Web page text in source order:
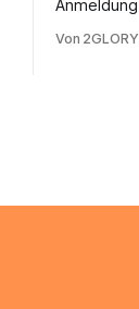
noch eine
Von